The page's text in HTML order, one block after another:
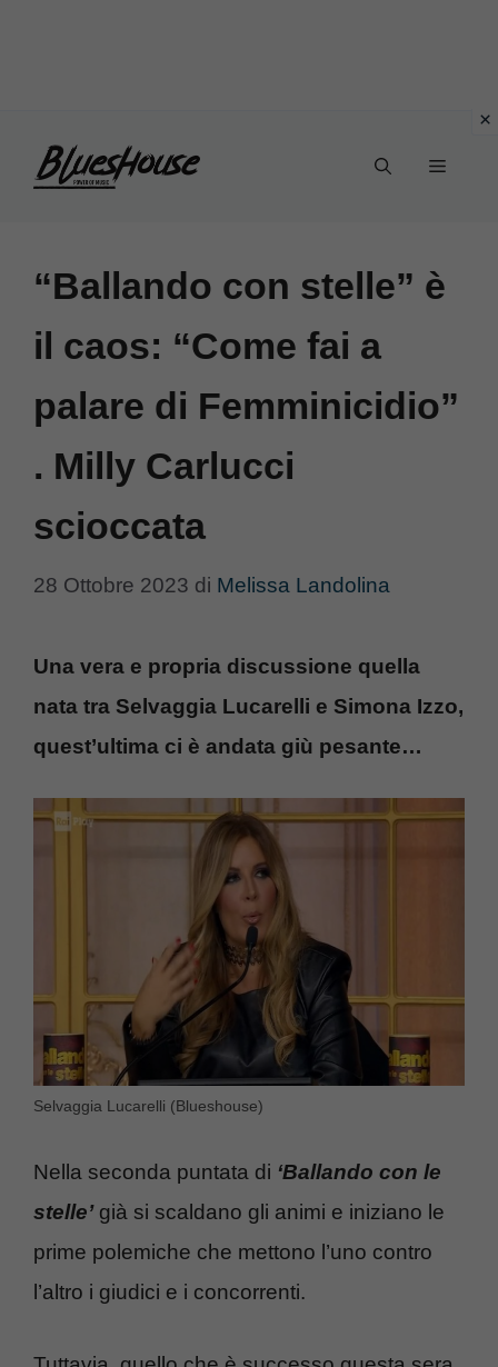
Menu
“Ballando con stelle” è
il caos: “Come fai a
palare di Femminicidio”
. Milly Carlucci
scioccata
28 Ottobre 2023 di Melissa Landolina
Una vera e propria discussione quella
nata tra Selvaggia Lucarelli e Simona Izzo,
quest’ultima ci è andata giù pesante…
Selvaggia Lucarelli (Blueshouse)
Nella seconda puntata di ‘Ballando con le
stelle’ già si scaldano gli animi e iniziano le
prime polemiche che mettono l’uno contro
l’altro i giudici e i concorrenti.